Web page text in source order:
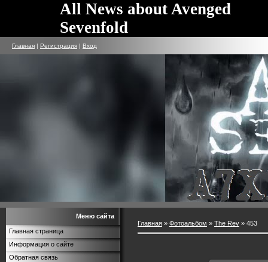
All News about Avenged
Sevenfold
Главная | Регистрация | Вход
Меню сайта
Главная страница
Информация о сайте
Обратная связь
Главная » Фотоальбом » The Rev » 453